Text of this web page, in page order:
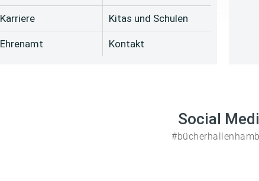
Karriere
Ehrenamt
Kitas und Schulen
Kontakt
Social